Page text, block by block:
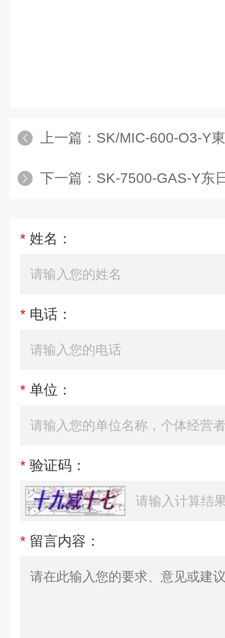
上一篇： SK/MIC-600-O3-Y東日瀛能
下一篇： SK-7500-GAS-Y东日瀛能 高
* 姓名：
* 电话：
* 单位：
* 验证码：
* 留言内容：